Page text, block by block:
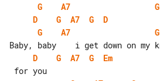
G A7
G
D
G A7 G
D
G
A7
G
D
G A7 G
Em